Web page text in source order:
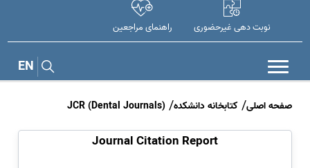
نوبت دهی غیرحضوری راهنمای مراجعین
EN
صفحه اصلی کتابخانه دانشکده JCR (Dental Journals)
Journal Citation Report